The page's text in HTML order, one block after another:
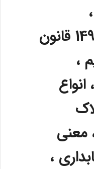
استهلاک ، ماده 149 قانون
،
معنی
،